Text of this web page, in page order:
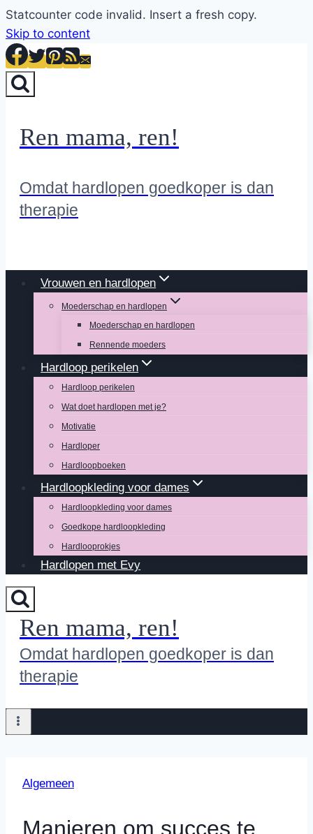
Statcounter code invalid. Insert a fresh copy.
Skip to content
Ren mama, ren!
Omdat hardlopen goedkoper is dan
therapie
Vrouwen en hardlopen
Moederschap en hardlopen
Moederschap en hardlopen
Rennende moeders
Hardloop perikelen
Hardloop perikelen
Wat doet hardlopen met je?
Motivatie
Hardloper
Hardloopboeken
Hardloopkleding voor dames
Hardloopkleding voor dames
Goedkope hardloopkleding
Hardlooprokjes
Hardlopen met Evy
Ren mama, ren!
Omdat hardlopen goedkoper is dan
therapie
Algemeen
Manieren om succes te